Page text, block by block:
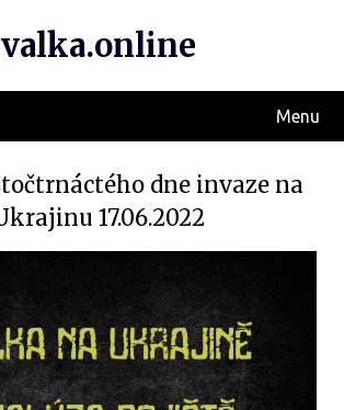
valka.online
Menu
dne invaze na
17.06.2022